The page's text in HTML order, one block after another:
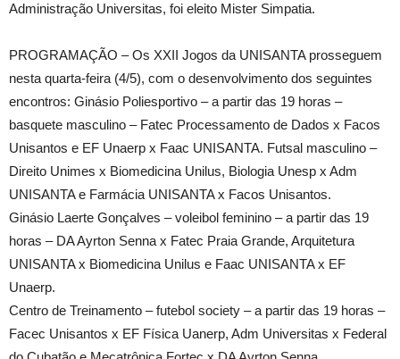
Administração Universitas, foi eleito Mister Simpatia.
PROGRAMAÇÃO – Os XXII Jogos da UNISANTA prosseguem
nesta quarta-feira (4/5), com o desenvolvimento dos seguintes
encontros: Ginásio Poliesportivo – a partir das 19 horas –
basquete masculino – Fatec Processamento de Dados x Facos
Unisantos e EF Unaerp x Faac UNISANTA. Futsal masculino –
Direito Unimes x Biomedicina Unilus, Biologia Unesp x Adm
UNISANTA e Farmácia UNISANTA x Facos Unisantos.
Ginásio Laerte Gonçalves – voleibol feminino – a partir das 19
horas – DA Ayrton Senna x Fatec Praia Grande, Arquitetura
UNISANTA x Biomedicina Unilus e Faac UNISANTA x EF
Unaerp.
Centro de Treinamento – futebol society – a partir das 19 horas –
Facec Unisantos x EF Física Uanerp, Adm Universitas x Federal